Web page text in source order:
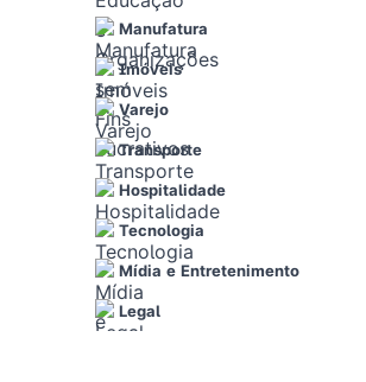
Manufatura
Imóveis
Varejo
Transporte
Hospitalidade
Tecnologia
Mídia e Entretenimento
Legal